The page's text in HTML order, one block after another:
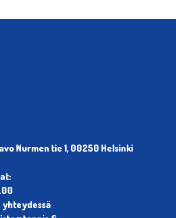
Nurmen tie 1, 00250 Helsinki
yhteydessä